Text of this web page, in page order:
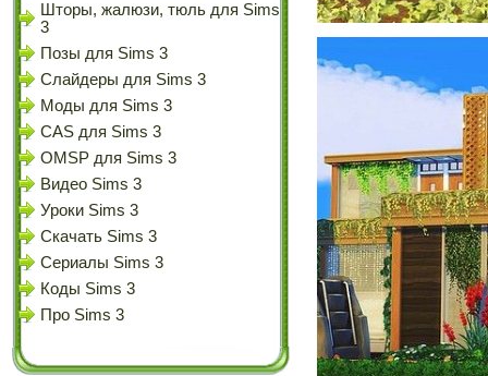
Шторы, жалюзи, тюль для Sims
3
Позы для Sims 3
Слайдеры для Sims 3
Моды для Sims 3
CAS для Sims 3
OMSP для Sims 3
Видео Sims 3
Уроки Sims 3
Скачать Sims 3
Сериалы Sims 3
Коды Sims 3
Про Sims 3